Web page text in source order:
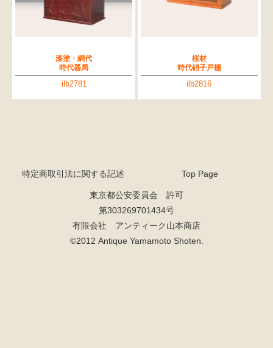
漆塗・網代
時代器局
ilb2781
桜材
時代硝子戸棚
ilb2816
特定商取引法に関する記述 Top Page
東京都公安委員会 許可
第303269701434号
有限会社 アンティーク山本商店
©2012 Antique Yamamoto Shoten.